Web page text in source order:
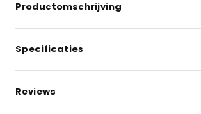
Productomschrijving
Specificaties
Reviews